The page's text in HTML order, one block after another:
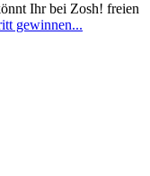
Ihr bei Zosh! freien
gewinnen...